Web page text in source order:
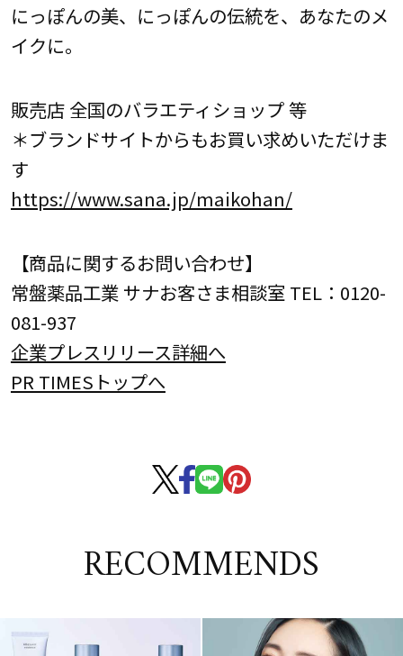
にっぽんの美、にっぽんの伝統を、あなたのメ
イクに。
販売店 全国のバラエティショップ 等
＊ブランドサイトからもお買い求めいただけま
す
https://www.sana.jp/maikohan/
【商品に関するお問い合わせ】
常盤薬品工業 サナお客さま相談室 TEL：0120-
081-937
企業プレスリリース詳細へ
PR TIMESトップへ
RECOMMENDS